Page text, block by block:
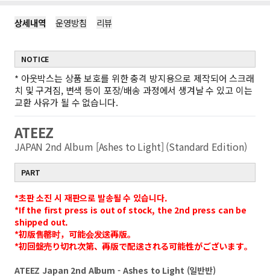
상세내역 운영방침 리뷰
NOTICE
* 아웃박스는 상품 보호를 위한 충격 방지용으로 제작되어 스크래
치 및 구겨짐, 변색 등이 포장/배송 과정에서 생겨날 수 있고 이는
교환 사유가 될 수 없습니다.
ATEEZ
JAPAN 2nd Album [Ashes to Light] (Standard Edition)
PART
*초판 소진 시 재판으로 발송될 수 있습니다.
*If the first press is out of stock, the 2nd press can be
shipped out.
*初版售罄时，可能会发送再版。
*初回盤売り切れ次第、再版で配送される可能性がございます。
ATEEZ Japan 2nd Album - Ashes to Light (일반반)